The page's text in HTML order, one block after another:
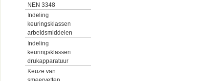
NEN 3348
Indeling
keuringsklassen
arbeidsmiddelen
Indeling
keuringsklassen
drukapparatuur
Keuze van